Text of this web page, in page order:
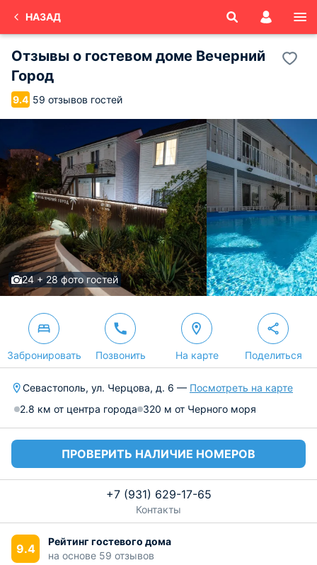
НАЗАД
Отзывы о гостевом доме Вечерний
Город
9.4 59 отзывов гостей
24 + 28 фото гостей
Забронировать Позвонить На карте Поделиться
Севастополь, ул. Черцова, д. 6 — Посмотреть на карте
2.8 км от центра города 320 м от Черного моря
ПРОВЕРИТЬ НАЛИЧИЕ НОМЕРОВ
+7 (931) 629-17-65
Контакты
9.4
Рейтинг гостевого дома
на основе 59 отзывов